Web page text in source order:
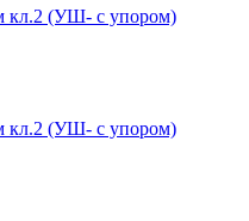
кл.2 (УШ- с упором)
кл.2 (УШ- с упором)